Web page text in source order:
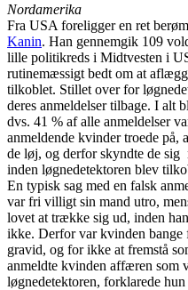
Nordamerika
Fra USA foreligger en ret
Kanin. Han gennemgik 109
lille politikreds i Midtvesten i
rutinemæssigt bedt om at
tilkoblet. Stillet over for
deres anmeldelser tilbage. I alt
dvs. 41 % af alle anmeldelser
anmeldende kvinder troede på,
de løj, og derfor skyndte de sig
inden løgnedetektoren blev
En typisk sag med en falsk
var fri villigt sin mand utro,
lovet at trække sig ud, inden
ikke. Derfor var kvinden
gravid, og for ikke at fremstå
anmeldte kvinden affæren
løgnedetektoren, forklarede